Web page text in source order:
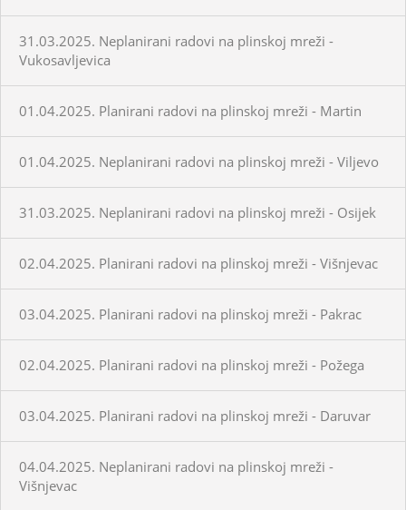
31.03.2025. Neplanirani radovi na plinskoj mreži -
Vukosavljevica
01.04.2025. Planirani radovi na plinskoj mreži - Martin
01.04.2025. Neplanirani radovi na plinskoj mreži - Viljevo
31.03.2025. Neplanirani radovi na plinskoj mreži - Osijek
02.04.2025. Planirani radovi na plinskoj mreži - Višnjevac
03.04.2025. Planirani radovi na plinskoj mreži - Pakrac
02.04.2025. Planirani radovi na plinskoj mreži - Požega
03.04.2025. Planirani radovi na plinskoj mreži - Daruvar
04.04.2025. Neplanirani radovi na plinskoj mreži -
Višnjevac